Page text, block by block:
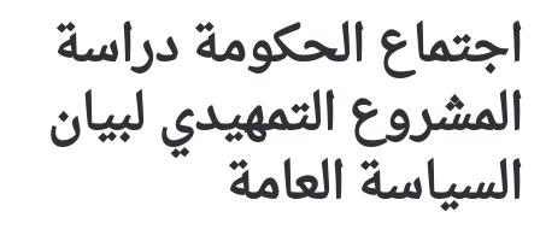
اجتماع الحكومة دراسة
المشروع التمهيدي لبيان
السياسة العامة